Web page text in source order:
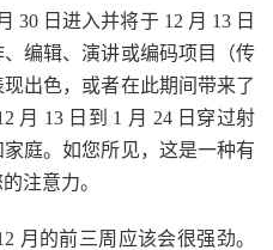
30 日进入并将于 12 月 13 日
编辑、演讲或编码项目（传
出色，或者在此期间带来了
月 13 日到 1 月 24 日穿过射
庭。如您所见，这是一种有
注意力。
月的前三周应该会很强劲。